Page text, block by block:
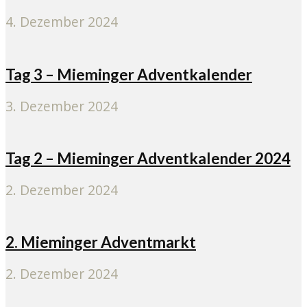
4. Dezember 2024
Tag 3 – Mieminger Adventkalender
3. Dezember 2024
Tag 2 – Mieminger Adventkalender 2024
2. Dezember 2024
2. Mieminger Adventmarkt
2. Dezember 2024